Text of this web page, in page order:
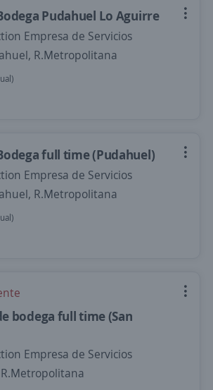
Pudahuel Lo Aguirre
Empresa de Servicios
R.Metropolitana
full time (Pudahuel)
Empresa de Servicios
R.Metropolitana
bodega full time (San
Empresa de Servicios